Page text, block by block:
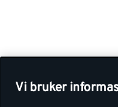
Vi bruker